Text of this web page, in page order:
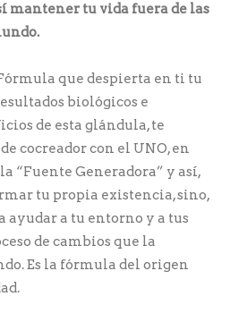
mantener tu vida fuera de las
que despierta en ti tu
biológicos e
de esta glándula, te
cocreador con el UNO, en
“Fuente Generadora” y así,
tu propia existencia, sino,
ayudar a tu entorno y a tus
de cambios que la
Es la fórmula del origen